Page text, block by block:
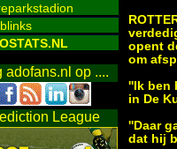
adofans.nl op ....
League
opent
om
''Ik ben
in De
''Daar
dat hij